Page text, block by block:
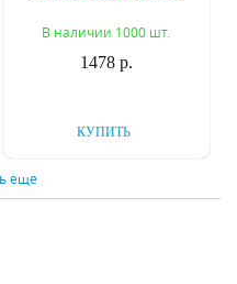
В наличии 1000 шт.
1478 р.
КУПИТЬ
еще